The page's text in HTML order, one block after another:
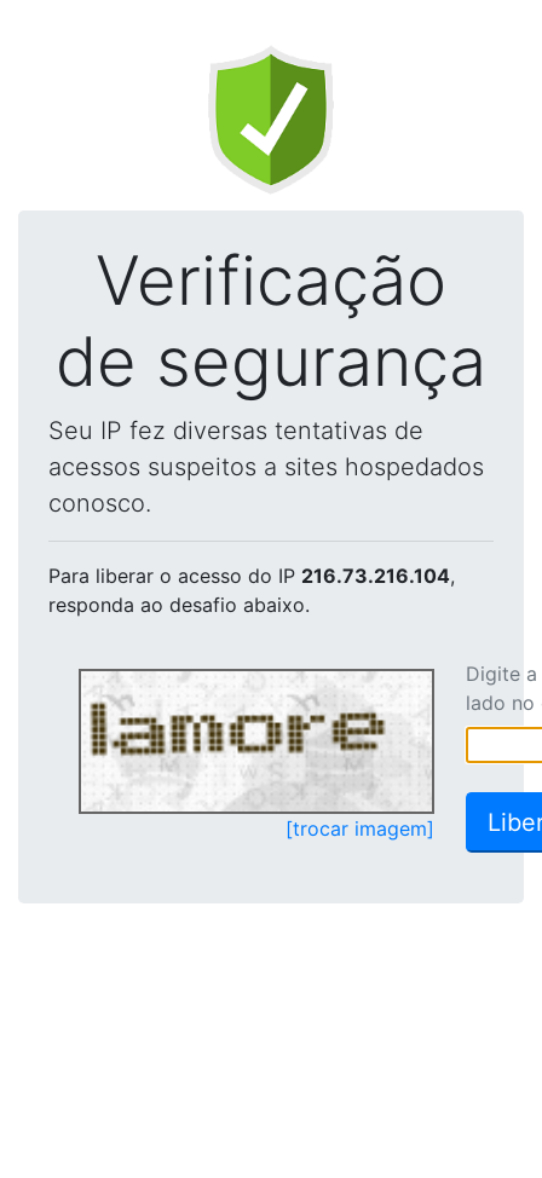
Verificação
de segurança
Seu IP fez diversas tentativas de
acessos suspeitos a sites hospedados
conosco.
Para liberar o acesso do IP 216.73.216.104,
responda ao desafio abaixo.
[trocar imagem]
Digite
lado no